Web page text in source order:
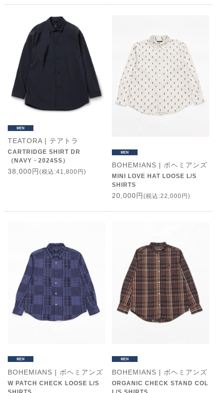
TEATORA | テアトラ
CARTRIDGE SHIRT DR
（NAVY・2024SS）
38,000円 (税込:41,800円)
BOHEMIANS | ボヘミアンズ
MINI LOVE HAT LOOSE L/S
SHIRTS
20,000円 (税込:22,000円)
BOHEMIANS | ボヘミアンズ
W PATCH CHECK LOOSE L/S
BOHEMIANS | ボヘミアンズ
ORGANIC CHECK STAND COL